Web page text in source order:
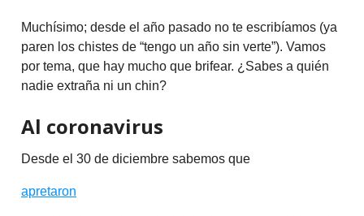
Muchísimo; desde el año pasado no te escribíamos (ya
paren los chistes de “tengo un año sin verte”). Vamos
por tema, que hay mucho que brifear. ¿Sabes a quién
nadie extraña ni un chin?
Al coronavirus
Desde el 30 de diciembre sabemos que
apretaron